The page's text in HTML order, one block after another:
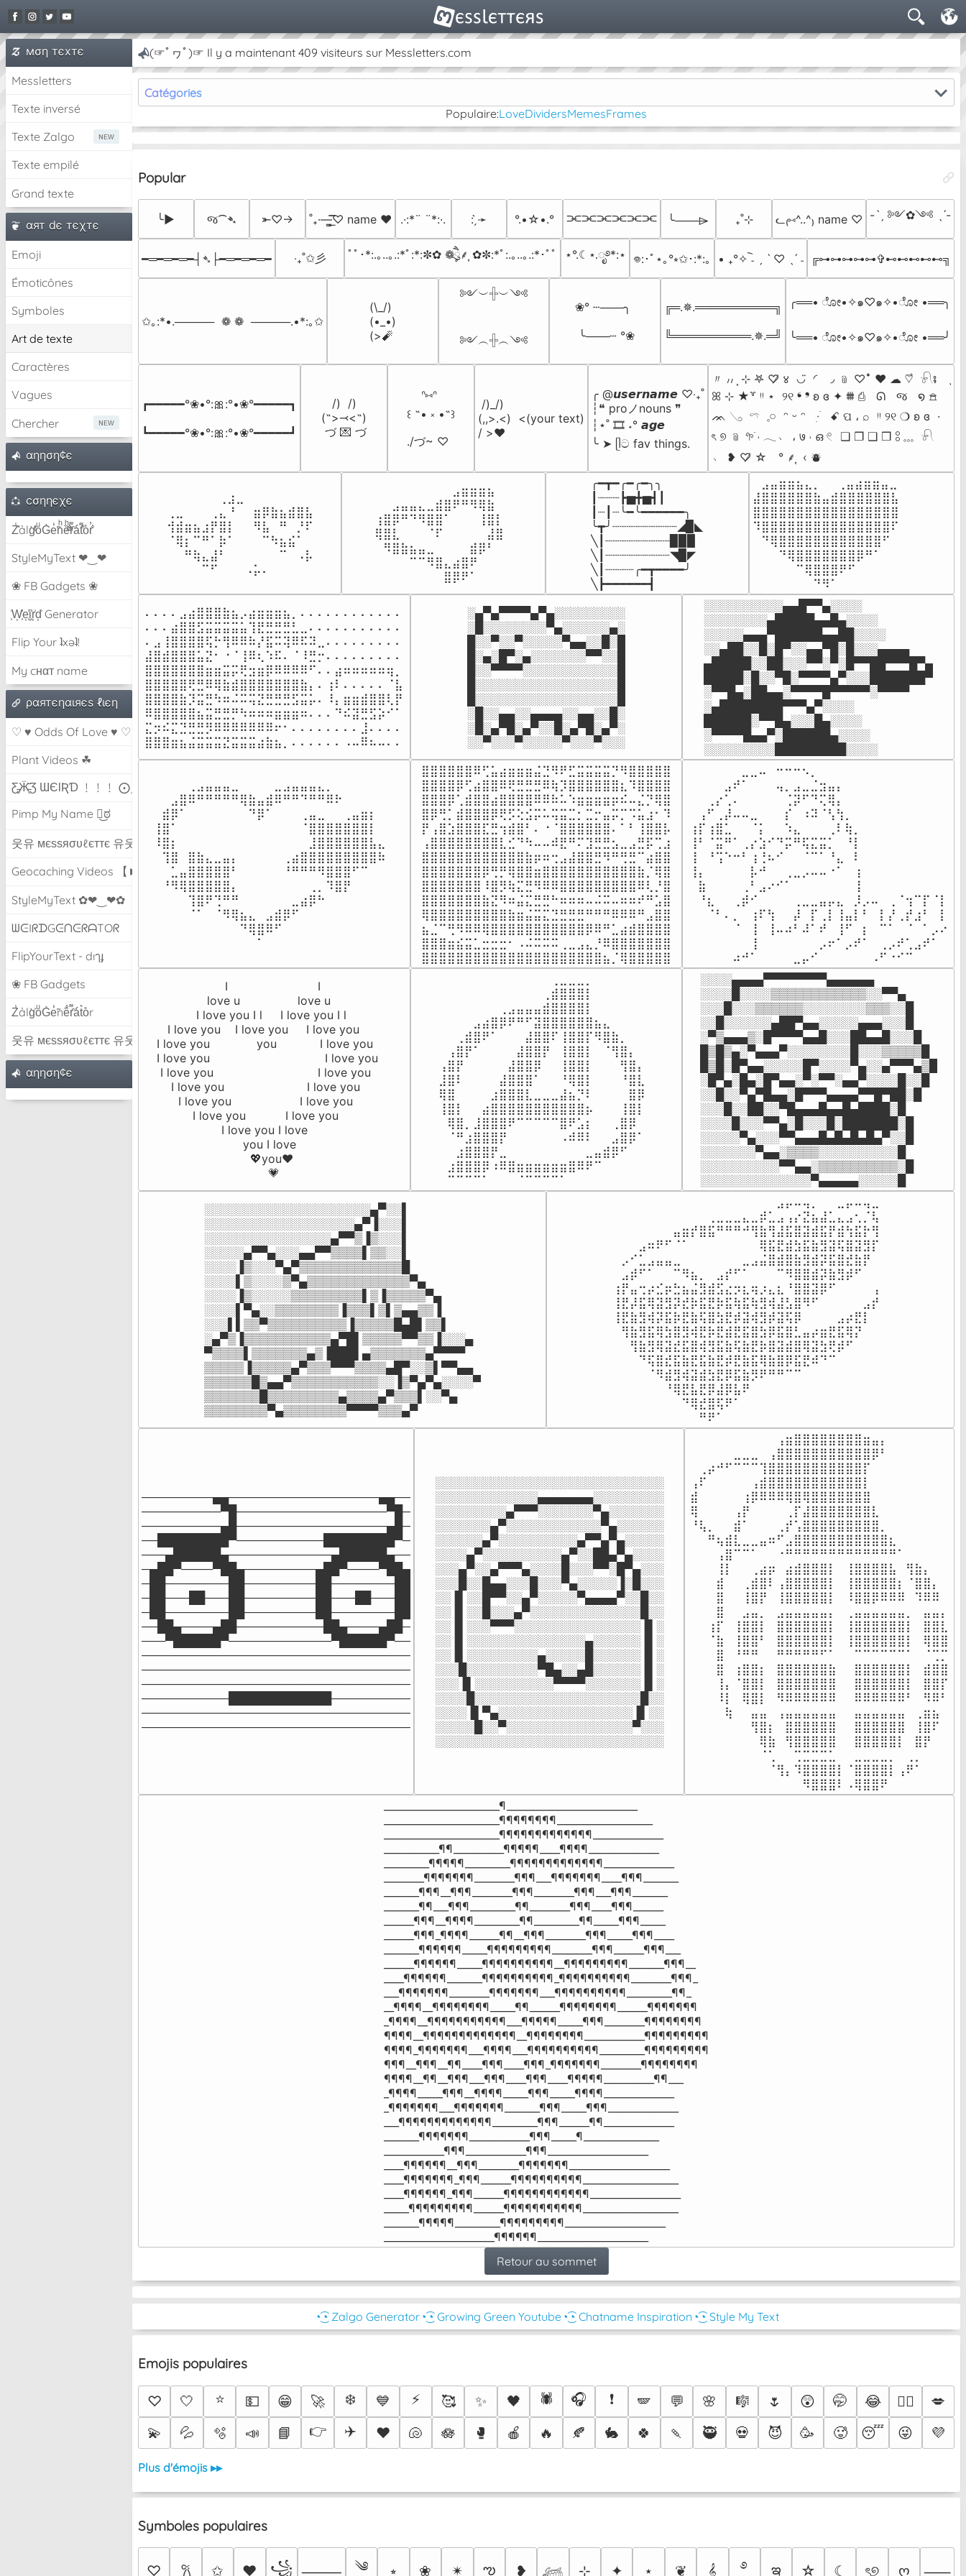
мση тєxтє
Messletters
Texte inversé
Texte Zalgo
Texte empilé
Grand texte
αят dє тєχтє
Emoji
Émoticônes
Symboles
Art de texte
Caractères
Vagues
Chercher
αηηση¢є
cσηηєχє
Z̾̽ảlg̀͐ͭ̽oͧG̀e̒̃nͪȅͪͫ̏̐r͌̑á͑t͌̑͛o̊r̓̐
StyleMyText ❤‿❤
❀ FB Gadgets ❀
͕͗W͕͕͗͗e͕͕͗͗i͕͕͗͗r͕͗d͕͗ Generator
Flip Your ʇxəʇ!
My cнαт name
ραятєηαιяєѕ ℓιєη
♡ ♥ Odds Of Love ♥ ♡
Plant Videos ☘
Ƹ̵̡Ӝ̵̨̄Ʒ ƜЄƖƦƊ ﹗﹗﹗ ⨀_⨀
Pimp My Name ಠ͜ಠ
웃유 мєѕѕяσυℓєттє 유웃
Geocaching Videos 【►】
StyleMyText ✿❤‿❤✿
ᗯᕮIᖇᗪGᕮᑎᕮᖇᗩTOᖇ
FlipYourText - dıๅɟ
❀ FB Gadgets
Z̾ảlg̀͐oͧG̀e̒̃nȅ̐r͌̑á͑t͛o̊r
웃유 мєѕѕяσυℓєттє 유웃
αηηση¢є
(☞ﾟヮﾟ)☞ Il y a maintenant 409 visiteurs sur Messletters.com
Catégories
Populaire:LoveDividersMemesFrames
Popular
╰► જ⁀➴ ⤜♡→ ˚₊·—̳͟͞͞♡ name ♥️ .·:*¨ ¨*:·. : ̗̀➛ °.•☆•.° ⫘⫘⫘⫘⫘⫘ ╰───⌲ ₊˚⊹ ᓚ₍⑅^..^₎ name ♡ -ˋˏ ༻✿༺ ˎˊ-
━═━═━═━┤➴├━═━═━═━ ‧₊˚✩彡 ﾟﾟ･*:.｡..｡.:*ﾟ:*:✼✿ ❁ཻུ۪۪⸙͎ ✿✼:*ﾟ:.｡..｡.:*･ﾟﾟ ⋆°.☾⋆.ೃ࿔*:⋆ 𖦹:･ﾟ⋆｡°⭒✩･:*:｡ • ₊°✧︡ ˗ ˏ ˋ ♡ ˎˊ ˗ ╔⊶⊶⊶⊶⊶✞⊷⊷⊷⊷⊷╗
✩｡:*•.─────  ❁ ❁  ─────.•*:｡✩
(\_/)
(•_•)
(>🧨
༻︶𓏶︶༺
༻︵𓏶︵༺
❀° ┄───╮
╰───┄ °❀
╔═.✵.══════════╗
╚══════════.✵.═╝
╭══• ೋ•✧๑♡๑✧•ೋ •══╮
╰══• ೋ•✧๑♡๑✧•ೋ •══╯
┏━━━━━°❀•°:🎀:°•❀°━━━━━┓
┗━━━━━°❀•°:🎀:°•❀°━━━━━┛
   /)  /)
(˵>⤙<˵)
づ 💌 づ
    ᐢ⑅ᐢ
꒰ ˶• ༝ •˶꒱
./づ~ ♡
/)_/)
(,,>.<)  <(your text)
/ >❤️
╭ @𝙪𝙨𝙚𝙧𝙣𝙖𝙢𝙚 ♡‧₊˚
┆❝ proノnouns ❞
┆⋆˚ 🎞️ ˖° 𝙖𝙜𝙚
╰ ➤ ᥫට fav things.
〃 ៸៸ ⸼ ⊹ 𖤐 ♡̸ ४  ◡̈  ◜ ◞ ﹫ ♡ꜜ ♥︎ ☁︎ ♡⃗  𓍯⨾    ִֶָ
ꕤ ⊹ ★꒷ ᵎᵎ ⋆  ୨୧ ❛ ❜ ʚ ɞ ✦ ⩩ ⎙   ᘏ   જ   ໑ 𖠿
ᨏ 𓂅  𓍼  𓈒𓏸  ᵔ ᵕ ᵔ   ᮫ִ  ׂ  ꗃ ପ ، ⌕  ᵎᵎ ୨୧ ❍ ʚ ɞ  ·
ৎ ୭ ﹫ 𖧧࣪ ˒ 𓂃﹅ ، ७ ˒ ഒ 𓏲  ❏ ❐ ❑ ❒ 𓃊 𓈓  𓍯
﹆ ❥ ♡̸ ☆　° ⸙͎  ‹ ⛇
⠀⠀⠀⠀⠀⠀⢀⣰⣀⠀⠀⠀⠀⠀⠀⠀⠀
⢀⣀⠀⠀⠀⢀⣄⠘⠀⠀⣶⡿⣷⣦⣾⣿⣧
⢺⣾⣶⣦⣰⡟⣿⡇⠀⠀⠻⣧⠀⠛⠀⡘⠏
⠈⢿⡆⠉⠛⠁⡷⠁⠀⠀⠀⠉⠳⣦⣮⠁⠀
⠀⠀⠛⢷⣄⣼⠃⠀⠀⠀⠀⠀⠀⠉⠀⠠⡧
⠀⠀⠀⠀⠉⠋⠀⠀⠀⠠⡥⠄⠀⠀⠀⠀⠀
⠀⠀⠀⠀⠀⠀⠀⠀⠀⣠⣶⣶⣶⣦⠀⠀
⠀⠀⣠⣤⣤⣄⣀⣾⣿⠟⠛⠻⢿⣷⠀
⢰⣿⡿⠛⠙⠻⣿⣿⠁⠀⠀⠀⢸⣿⡇
⢿⣿⣇⠀⠀⠀⠈⠏⠀⠀⠀⠀⠀⣼⣿⠀
⠀⠻⣿⣷⣦⣤⣀⠀⠀⠀⠀⣾⡿⠃⠀
⠀⠀⠀⠀⠉⠉⠻⣿⣄⣴⣿⠟⠀⠀⠀
⠀⠀⠀⠀⠀⠀⠀⠀⣿⡿⠟⠁⠀⠀⠀⠀
╭━┳━╭━╭━╮╮
┃┈┈┈┣▅╋▅┫┃
┃┈┃┈╰━╰━━━━━━╮
╰┳╯┈┈┈┈┈┈┈┈┈◢▉◣
╲┃┈┈┈┈┈┈┈┈┈▉▉▉
╲┃┈┈┈┈┈┈┈┈┈◥▉◤
╲┃┈┈┈┈╭━┳━━━━╯
╲┣━━━━━━┫﻿
⠀⣠⣤⣶⣶⣦⣄⡀  ⠀⢀⣤⣴⣶⣶⣤⣀⠀
⣼⣿⣿⣿⣿⣿⣿⣷⣤⣾⣿⣿⣿⣿⣿⣿⣧
⣿⣿⣿⣿⣿⣿⣿⣿⣿⣿⣿⣿⣿⣿⣿⣿⣿
⠹⣿⣿⣿⣿⣿⣿⣿⣿⣿⣿⣿⣿⣿⣿⣿⠏
⠀⠙⢿⣿⣿⣿⣿⣿⣿⣿⣿⣿⣿⣿⣿⠋⠀
⠀⠀⠀⠙⢿⣿⣿⣿⣿⣿⣿⣿⡿⠛⠁⠀⠀
⠀⠀⠀⠀⠀⠉⢿⣿⣿⣿⠟⠋⠀⠀⠀⠀⠀
⠀⠀⠀⠀⠀⠀⠀⠙⠻⠁⠀⠀⠀⠀⠀⠀⠀⠀⠀⠀⠀⠀⠀
⠄⠄⠄⠄⣠⣴⣿⣿⣿⣷⣦⡠⣴⣶⣶⣶⣦⡀⠄⠄⠄⠄⠄⠄⠄⠄⠄⠄⠄⠄
⠄⠄⠄⣴⣿⣿⣫⣭⣭⣭⣭⣥⢹⣟⣛⣛⣛⣃⣀⠄⠄⠄⠄⠄⠄⠄⠄⠄⠄⠄
⠄⣠⢸⣿⣿⣿⣿⢯⡓⢻⠿⠿⠷⡜⣯⠭⢽⠿⠯⠽⣀⠄⠄⠄⠄⠄⠄⠄⠄⠄
⣼⣿⣾⣿⣿⣿⣥⣝⠂⠐⠈⢸⠿⢆⠱⠯⠄⠈⠸⣛⡒⠄⠄⠄⠄⠄⠄⠄⠄⠄
⣿⣿⣿⣿⣿⣿⣿⣶⣶⣭⡭⢟⣲⣶⡿⠿⠿⠿⠿⠋⠄⠄⣴⠶⠶⠶⠶⠶⢶⡀
⣿⣿⣿⣿⣿⢟⣛⠿⢿⣷⣾⣿⣿⣿⣿⣿⣿⣿⣷⡄⠄⢰⠇⠄⠄⠄⠄⠄⠈⣧
⣿⣿⣿⣿⣷⡹⣭⣛⠳⠶⠬⠭⢭⣝⣛⣛⣛⣫⣭⡥⠄⠸⡄⣶⣶⣾⣿⣿⢇⡟
⠿⣿⣿⣿⣿⣿⣦⣭⣛⣛⡛⠳⠶⠶⠶⣶⣶⣶⠶⠄⠄⠄⠙⠮⣽⣛⣫⡵⠊⠁
⣍⡲⠮⣍⣙⣛⣛⡻⠿⠿⠿⠿⠿⠿⠿⠖⠂⠄⠄⠄⠄⠄⠄⠄⠄⣸⠄⠄⠄⠄
⣿⣿⣿⣶⣦⣬⣭⣭⣭⣝⣭⣭⣭⣴⣷⣦⡀⠄⠄⠄⠄⠄⠄⠠⠤⠿⠦⠤⠄⠄
░▄▀▄▀▀▀▀▄▀▄░░░░░░░░░
░█░░░░░░░░▀▄░░░░░░▄░
█░░▀░░▀░░░░░▀▄▄░░█░█
█░▄░█▀░▄░░░░░░░▀▀░░█
█░░▀▀▀▀░░░░░░░░░░░░█
█░░░░░░░░░░░░░░░░░░█
█░░░░░░░░░░░░░░░░░░█
░█░░▄▄░░▄▄▄▄░░▄▄░░█░
░█░▄▀█░▄▀░░█░▄▀█░▄▀░
░░▀░░░▀░░░░░▀░░░▀░░░
░░░░░░░░░░▄▄█▀▀▄░░░░
░░░░░░░░▄█████▄▄█▄░░░░
░░░░░▄▄▄▀██████▄▄██░░░░
░░▄██░░█░█▀░░▄▄▀█░█░░░▄▄▄▄
▄█████░░██░░░▀▀░▀░█▀▀██▀▀▀█▀▄
█████░█░░▀█░▀▀▀▀▄▀░░░███████▀
░▀▀█▄░██▄▄░▀▀▀▀█▀▀▀▀▀░▀▀▀▀
░▄████████▀▀▀▄▀░░░░
██████░▀▀█▄░░░█▄░░░░
░▀▀▀▀█▄▄▀░██████▄░░░░
░░░░░░░░░█████████░░░░﻿
⠀⠀⠀⠀⢀⣠⣤⣤⣤⣀⠀⠀⠀⠀⣀⣠⣤⣤⣤⣄⡀⠀⠀⠀⠀⠀
⠀⠀⣠⣿⠿⠛⠛⠛⠛⠛⢿⣷⣤⣾⠿⠛⠛⠙⠛⠛⠿⠗⠀⠀⠀⠀
⠀⣾⡿⠁⠀⠀⠀⠀⠀⠀⠀⠙⡿⠁⠀⠀⠀⢀⣤⣀⠀⠀⢀⣤⣶⡆⠀⠀
⢸⣿⠁⠀⠀⠀⠀⠀⠀⠀⠀⠀⠀⠀⠀⠀⠀⠈⣿⣿⣿⣿⣿⣿⣿⡇⠀⠀
⠸⣿⡆⠀⠀⠀⠀⠀⠀⠀⠀⠀⠀⠀⠀⠀⠀⠀⣸⣿⣿⣿⣿⣿⣿⣧⣄⠀
⠀⢹⣿⠀⣿⣷⣄⣀⣤⡄⠀⠀⠀⠀⠀⢀⣴⣿⣿⣿⣿⣿⣿⣿⣿⣿⠷
⠀⠀⣁⣤⣿⣿⣿⣿⣿⠃⠀⠀⠀⠀⠀⠘⠛⠛⠛⠻⣿⣿⣿⠋⠉⠀⠀
⠀⠘⠻⢿⣿⣿⣿⣿⣿⡄⠀⠀⠀⠀⠀⠀⠀⠀⢀⡀⠹⣿⡟⠀⠀⠀⠀
⠀⠀⠀⠀⢹⣿⠟⢙⠛⠛⠀⠀⠀⠀⠀⠀⣀⣴⡿⠓⠀⠀⠀⠀⠀⠀⠀
⠀⠀⠀⠀⠈⠁⠀⠈⠻⢿⣦⣄⠀⣠⣾⡿⠋⠀⠀⠀⠀⠀⠀⠀⠀⠀
⠀⠀⠀⠀⠀⠀⠀⠀⠀⠀⠙⢿⣿⠿⠋⠀⠀⠀⠀⠀⠀⠀⠀⠀⠀⠀
⠀⠀⠀⠀⠀⠀⠀⠀⠀⠀⠀⠀⠁⠀⠀⠀⠀⠀⠀⠀⠀⠀⠀⠀⠀⠀
⣿⣿⣿⣿⣿⣿⠿⢋⣥⣴⣶⣶⣶⣬⣙⠻⠟⣋⣭⣭⣭⣭⡙⠻⣿⣿⣿⣿⣿
⣿⣿⣿⣿⡿⢋⣴⣿⣿⠿⢟⣛⣛⣛⠿⢷⡹⣿⣿⣿⣿⣿⣿⣆⠹⣿⣿⣿⣿
⣿⣿⣿⡿⢁⣾⣿⣿⣴⣿⣿⣿⣿⠿⠿⠷⠥⠱⣶⣶⣶⣶⡶⠮⠤⣌⡙⢿⣿
⣿⡿⢛⡁⣾⣿⣿⣿⡿⢟⡫⢕⣪⡭⠥⢭⣭⣉⡂⣉⡒⣤⡭⡉⠩⣥⣰⠂⠹
⡟⢠⣿⣱⣿⣿⣿⣏⣛⢲⣾⣿⠃⠄⠐⠈⣿⣿⣿⣿⣿⣿⠄⠁⠃⢸⣿⣿⡧
⢠⣿⣿⣿⣿⣿⣿⣿⣿⣇⣊⠙⠳⠤⠤⠾⣟⠛⠍⣹⣛⣛⣢⣀⣠⣛⡯⢉⣰
⣿⣿⣿⣿⣿⣿⣿⣿⣿⣿⣿⣿⣷⡶⠶⢒⣠⣼⣿⣿⣛⠻⠛⢛⣛⠉⣴⣿⣿
⣿⣿⣿⣿⣿⣿⣿⡿⢛⡛⢿⣿⣿⣶⣿⣿⣿⣿⣿⣿⣿⣿⣿⣿⣿⣷⡈⢿⣿
⣿⣿⣿⣿⣿⣿⣿⠸⣿⡻⢷⣍⣛⠻⠿⠿⣿⣿⣿⣿⣿⣿⣿⣿⣿⠿⢇⡘⣿
⣿⣿⣿⣿⣿⣿⣿⣷⣝⠻⠶⣬⣍⣛⣛⠓⠶⠶⠶⠤⠬⠭⠤⠶⠶⠞⠛⣡⣿
⢿⣿⣿⣿⣿⣿⣿⣿⣿⣿⣷⣶⣬⣭⣍⣙⣛⣛⣛⠛⠛⠛⠿⠿⠿⠛⣠⣿⣿
⣦⣈⠉⢛⠻⠿⠿⢿⣿⣿⣿⣿⣿⣿⣿⣿⣿⣿⣿⡿⠿⠛⣁⣴⣾⣿⣿⣿⣿
⣿⣿⣿⣶⣮⣭⣁⣒⣒⣒⠂⠠⠬⠭⠭⠭⢀⣀⣠⣄⡘⠿⣿⣿⣿⣿⣿⣿⣿
⣿⣿⣿⣿⣿⣿⣿⣿⣿⣿⣿⣿⣿⣿⣿⣿⣿⣿⣿⣿⣿⣦⡈⢿⣿⣿⣿⣿⣿
⠀⠀⠀⠀⠀⠀⣀⣀⠤⠀⠒⠒⠒⠢⡀⠀⠀⠀⠀⠀⠀⠀⠀⠀⠀⠀⠀⠀⠀⠀
⠀⠀⠀⠀⣠⠞⠁⠀⠀⠀⢤⡀⣠⣀⣈⣲⣤⡄⠀⠀⠀⠀⠀⠀⠀⠀⠀⠀⠀⠀
⠀⠀⢀⡔⢁⠄⠀⠀⠀⠀⠀⢈⡽⠋⠙⢍⢿⡄⠀⠀⠀⠀⠀⠀⠀⠀⠀⠀⠀⠀
⠀⢠⠋⢀⡼⠤⠤⣀⠀⠀⠀⡎⠀⠰⠽⠈⢣⢳⡀⠀⠀⠀⠀⠀⠀⠀⠀⠀⠀⠀
⢰⡏⢰⣿⣁⠀⠀⠈⡅⠀⠀⠱⣄⠀⠀⠀⢀⠇⢷⡀⠀⠀⠀⠀⠀⠀⠀⠀⠀⠀
⢸⠃⠈⣭⠛⠁⢀⡔⣱⠊⠙⡭⠛⢯⣍⣭⡁⠀⠘⡇⠀⠀⠀⠀⠀⠀⠀⠀⠀⠀
⢸⠀⠘⢩⠑⠒⠃⢰⢘⠦⠊⠀⠀⠈⠉⠁⠘⣄⠀⠇⠀⠀⠀⠀⠀⠀⠀⠀⠀⠀
⢸⡄⠀⠀⠀⠀⠀⡧⠚⠀⠀⢀⣀⡠⠤⠤⠐⠁⠀⢰⠀⠀⠀⠀⠀⠀⠀⠀⠀⠀
⠀⣷⠀⠀⠀⠀⢀⠃⣠⠔⠊⠁⠀⠀⠀⠀⠀⠀⠀⢸⠀⠀⠀⠀⠀⠀⠀⠀⠀⠀
⠀⠘⣆⠀⠀⢀⡾⠊⠀⠀⠀⠀⢀⣀⣀⣤⡤⣄⠀⡸⡠⠤⠀⢀⠈⢲⠉⡏⠈⡇
⠀⠀⠈⠃⠄⡀⠀⢰⠏⢳⠀⠀⡼⠀⡏⢀⡇⢸⣤⡇⠃⠀⡇⡜⢀⡞⣰⠃⠀⡇
⠀⠀⠀⠀⠀⠈⠀⢸⠀⢸⠤⠴⠃⠼⠁⠞⠀⢸⠋⠀⡆⠀⠉⠁⠀⠈⠀⠁⡠⠔
⠀⠀⠀⠀⠀⠀⠀⢸⠀⠀⠀⠀⠀⠀⠀⡠⠖⠁⡠⠞⠁⠀⢀⡠⠞⢁⣠⠞⠁⠀
⠀⠀⠀⠀⠀⠴⠚⠁⠀⠀⠀⠀⣀⡤⠊⠀⠀⠀⠀⠀⠀⠠⠋⠐⠊⠉⠀⠀⠀⠀
                     I                         I
                love u                love u
             I love you I l     I love you I l
     I love you    I love you     I love you
  I love you             you            I love you
  I love you                                I love you
   I love you                             I love you
      I love you                       I love you
        I love you                   I love you
            I love you           I love you
                    I love you I love
                          you I love
                            💖you❤︎
                                 💗
⠀⠀⠀⠀⠀⠀⠀⠀⠀⠀⠀⠀⢀⣾⣿⣿⣿⡇⠀⠀⠀⠀⠀⠀
⠀⠀⠀⠀⠀⠀⠀⢀⣠⣤⣤⣤⣾⣿⣿⣿⣿⡇⠀⠀⠀⠀⠀⠀
⠀⠀⠀⠀⣠⣴⣿⡿⠟⠛⠋⣽⣿⣿⣿⣿⣿⣿⣦⣄⠀⠀⠀⠀
⠀⠀⢀⣾⣿⠟⠁⠀⠀⠀⣼⣿⣿⠏⢸⣿⣿⡏⠻⣿⣷⡀⠀⠀
⠀⢠⣿⡟⠁⠀⠀⠀⠀⣼⣿⣿⡟⠀⢸⣿⣿⡇⠀⠈⢻⣿⡄⠀
⢠⣿⡟⠀⠀⠀⠀⠀⣼⣿⣿⡿⠀⠀⢸⣿⣿⡇⠀⠀⠀⢻⣿⡄
⣸⣿⠇⠀⠀⠀⠀⣼⣿⣿⣿⠁⠀⠀⠘⢿⣿⡇⠀⠀⠀⠘⣿⣇
⢿⣿⠀⠀⠀⠀⣰⣿⣿⣿⣇⣀⣀⣀⣼⣦⡙⠇⠀⠀⠀⠀⣿⡿
⢸⣿⡇⠀⠀⣴⣿⣿⣿⣿⣿⣿⣿⣿⣿⣿⣿⡦⠀⠀⠀⢸⣿⡇
⠀⢿⣿⡀⣸⣿⣿⣿⠟⠉⠉⠉⠉⠉⣿⠟⣡⡆⠀⠀⢀⣿⡿⠀
⠀⠈⠛⣰⣿⣿⣿⡟⠀⠀⠀⠀⠀⠀⠠⠾⠿⠇⠀⠀⣠⣿⡿⠁⠀
⠀⠀⣰⣿⣿⣿⡟⣀⠀⠀⠀⠀⠀⠀⠀⠀⠀⣀⣤⣾⡿⠋⠀⠀⠀
⠀⣰⣿⣿⣿⡿⠰⠿⣿⣶⣶⣶⣶⣶⣶⣿⠿⠟⠉⠀⠀⠀⠀⠀
⠀⠉⠉⠉⠉⠁⠀⠀⠀⠈⠉⠉⠉⠉⠁⠀⠀⠀⠀⠀⠀⠀⠀⠀
░░░░▄▄▄▄▀▀▀▀▀▀▀▀▄▄▄▄▄▄
░░░░█░░░░▒▒▒▒▒▒▒▒▒▒▒▒░░▀▀▄
░░░█░░░▒▒▒▒▒▒░░░░░░░░▒▒▒░░█
░░█░░░░░░▄██▀▄▄░░░░░▄▄▄░░░█
░▀▒▄▄▄▒░█▀▀▀▀▄▄█░░░██▄▄█░░░█
█▒█▒▄░▀▄▄▄▀░░░░░░░░█░░░▒▒▒▒▒█
█▒█░█▀▄▄░░░░░█▀░░░░▀▄░░▄▀▀▀▄▒█
░█▀▄░█▄░█▀▄▄░▀░▀▀░▄▄▀░░░░█░░█
░░█░░▀▄▀█▄▄░█▀▀▀▄▄▄▄▀▀█▀██░█
░░░█░░██░░▀█▄▄▄█▄▄█▄████░█
░░░░█░░░▀▀▄░█░░░█░███████░█
░░░░░▀▄░░░▀▀▄▄▄█▄█▄█▄█▄▀░░█
░░░░░░░▀▄▄░▒▒▒▒░░░░░░░░░░█
░░░░░░░░░░▀▀▄▄░▒▒▒▒▒▒▒▒▒▒░█
░░░░░░░░░░░░░░▀▄▄▄▄▄░░░░░█
░░░░░░░░░░░░░░░░░░░░░▄▀░░▌
░░░░░░░░░░░░░░░░░░░▄▀▐░░░▌
░░░░░░░░░░░░░░░░▄▀▀▒▐▒░░░▌
░░░░░▄▀▀▄░░░▄▄▀▀▒▒▒▒▌▒▒░░▌
░░░░▐▒░░░▀▄▀▒▒▒▒▒▒▒▒▒▒▒▒▒█
░░░░▌▒░░░░▒▀▄▒▒▒▒▒▒▒▒▒▒▒▒▒▀▄
░░░░▐▒░░░░░▒▒▒▒▒▒▒▒▒▌▒▐▒▒▒▒▒▀▄
░░░░▌▀▄░░▒▒▒▒▒▒▒▒▐▒▒▒▌▒▌▒▄▄▒▒▐
░░░▌▌▒▒▀▒▒▒▒▒▒▒▒▒▒▐▒▒▒▒▒█▄█▌▒▒▌
░▄▀▒▐▒▒▒▒▒▒▒▒▒▒▒▄▀█▌▒▒▒▒▒▀▀▒▒▐░░░▄
▀▒▒▒▒▌▒▒▒▒▒▒▒▄▒▐███▌▄▒▒▒▒▒▒▒▄▀▀▀▀
▒▒▒▒▒▐▒▒▒▒▒▄▀▒▒▒▀▀▀▒▒▒▒▄█▀░░▒▌▀▀▄▄
▒▒▒▒▒▒█▒▄▄▀▒▒▒▒▒▒▒▒▒▒▒░░▐▒▀▄▀▄░░░░▀
▒▒▒▒▒▒▒█▒▒▒▒▒▒▒▒▒▄▒▒▒▒▄▀▒▒▒▌░░▀▄
▒▒▒▒▒▒▒▒▀▄▒▒▒▒▒▒▒▒▀▀▀▀▒▒▒▄▀
⠀⠀⠀⠀⠀⠀⠀⠀⠀⠀⠀⠀⠀⠀⠀⠀⠀⠀⠀⣠⡤⠤⢤⡀⠀⠀⣀⡤⠤⢤⣀⠀
⠀⠀⠀⠀⠀⠀⠀⠀⠀⠀⠀⢀⣀⣀⣀⣄⣀⡾⣁⣠⢠⡔⣝⣦⣼⣁⣄⣠⢂⡈⢧
⠀⠀⠀⠀⠀⠀⠀⣤⣶⡞⣿⣯⠛⠛⠛⠚⢻⣷⢻⣼⣯⣿⣽⣾⣯⡟⣾⢳⣯⡗⢻
⠀⠀⠀⣠⠶⠟⠋⠈⠁⠀⠀⠀⠀⠀⠀⠀⠀⢿⣯⣟⣾⣳⣯⣷⣻⣽⢯⣿⣽⣻⡏
⠀⡠⠊⣁⣠⣤⣤⣀⠀⠀⠀⠀⠀⠀⠀⣀⣠⣬⣿⣾⣿⣷⣻⣾⡽⣯⣿⣞⣷⡟⠀
⠀⣠⡾⠋⠁⠀⠀⠉⠻⣦⡀⠀⣠⡞⠋⠁⠀⠀⠀⠉⠻⣿⣿⣾⡽⣷⣻⡾⠋⠀⠀
⢰⡟⣤⢒⡴⣊⡶⣓⣦⣬⣻⣾⣫⣔⡲⣆⢶⡰⣄⣆⠘⣿⣿⣽⡿⠋⠀⠀⠀⠀⢠
⢸⣟⡼⣯⢿⣽⣻⡽⣞⡷⣯⣟⡷⣯⢷⣯⢷⣻⢾⣼⣣⣿⠻⠋⠀⠀⠀⠀⠀⣠⡞
⢸⣟⣷⣻⢾⡽⣯⡷⣟⣷⢯⣿⣳⣟⡾⣽⢾⣻⡾⣽⢯⡿⠀⠀⠀⠀⣠⡴⣟⡇
⠀⢻⣷⣻⣯⢿⣳⣿⣻⢾⣟⡷⣟⣾⣟⣯⣿⣳⡿⣯⣿⣃⣤⡴⣶⣟⣯⢿⡝⠀
⠀⠀⢻⣷⣻⢿⣽⣞⣯⣿⢾⣻⣯⣷⢯⣷⣟⡷⣿⣽⣾⣿⢿⣽⣳⢟⡾⠋⠀⠀
⠀⠀⠀⠙⢯⣿⣞⣯⣷⣟⣯⣷⣟⡾⣟⣷⣯⢿⣷⣿⡿⣯⣟⠾⠙⠉⠀⠀⠀⠀
⠀⠀⠀⠀⠈⠻⣾⣻⢾⣽⣾⣳⣟⡿⣯⣷⡻⠟⠛⠛⠉⠉⠀⠀⠀⠀⠀⠀⠀⠀
⠀⠀⠀⠀⠀⠀⠘⢿⣟⣧⣟⡿⣼⡿⣧⠟⠀⠀⠀⠀⠀⠀⠀⠀⠀⠀⠀⠀⠀⠀
⠀⠀⠀⠀⠀⠀⠀⠀⠙⢿⣞⣿⢯⠟⠁⠀⠀⠀⠀⠀⠀⠀⠀⠀⠀⠀⠀⠀⠀⠀
⠀⠀⠀⠀⠀⠀⠀⠀⠀⠀⠛⠟⠁⠀⠀⠀⠀
─────────▄▄───────────────────▄▄──
──────────▀█───────────────────▀█─
──────────▄█───────────────────▄█─
──█████████▀───────────█████████▀─
───▄██████▄─────────────▄██████▄──
─▄██▀────▀██▄─────────▄██▀────▀██▄
─██────────██─────────██────────██
─██───██───██─────────██───██───██
─██────────██─────────██────────██
──██▄────▄██───────────██▄────▄██─
───▀██████▀─────────────▀██████▀──
──────────────────────────────────
──────────────────────────────────
──────────────────────────────────
───────────█████████████──────────
──────────────────────────────────
──────────────────────────────────
░░░░░░░░░░░░░░░░░░░░░░░░░░░░░
░░░░░░░░░░░░░▄▄▄▄▄▄▄░░░░░░░░░
░░░░░░░░░▄▀▀▀░░░░░░░▀▄░░░░░░░
░░░░░░░▄▀░░░░░░░░░░░░▀▄░░░░░░
░░░░░░▄▀░░░░░░░░░░▄▀▀▄▀▄░░░░░
░░░░▄▀░░░░░░░░░░▄▀░░██▄▀▄░░░░
░░░▄▀░░▄▀▀▀▄░░░░█░░░▀▀░█▀▄░░░
░░░█░░█▄▄░░░█░░░▀▄░░░░░▐░█░░░
░░▐▌░░█▀▀░░▄▀░░░░░▀▄▄▄▄▀░░█░░
░░▐▌░░█░░░▄▀░░░░░░░░░░░░░░█░░
░░▐▌░░░▀▀▀░░░░░░░░░░░░░░░░▐▌░
░░▐▌░░░░░░░░░░░░░░░▄░░░░░░▐▌░
░░▐▌░░░░░░░░░▄░░░░░█░░░░░░▐▌░
░░░█░░░░░░░░░▀█▄░░▄█░░░░░░▐▌░
░░░▐▌░░░░░░░░░░▀▀▀▀░░░░░░░▐▌░
░░░░█░░░░░░░░░░░░░░░░░░░░░█░░
░░░░▐▌▀▄░░░░░░░░░░░░░░░░░▐▌░░
░░░░░█░░▀░░░░░░░░░░░░░░░░▀░░░
░░░░░░░░░░░░░░░░░░░░░░░░░░░░░
⠀⠀⠀⠀⠀⠀⠀⠀⠀⠀⢠⣶⣿⣿⣿⣿⣿⣿⣿⣿⣶⣤⡄⠀⠀⠀⠀⠀⠀⠀
⠀⠀⠀⠀⠀⣀⣀⣀⠀⢠⣿⣿⣿⣿⣿⣿⣿⣿⣿⣿⣿⡿⠃⠀⠀⠀⠀⠀⠀⠀
⠀⢀⡴⠚⠋⠉⠉⠉⢹⣿⣿⣿⣿⣿⣿⣿⣿⣿⣿⣿⡏⠀⠀⠀⠀⠀⠀⠀⠀⠀
⢠⠏⠀⠀⠀⠀⠀⢠⣾⣿⣿⣿⣿⣿⣿⣿⣿⣿⣿⣿⡇⠀⠀⠀⠀⠀⠀⠀⠀⠀
⣾⠀⠀⠀⠀⠀⢰⡿⠿⠿⠿⢿⣿⢿⣿⣿⣿⣿⣿⣿⣿⠀⠀⠀⠀⠀⠀⠀⠀⠀
⢿⠀⠀⠀⠀⢠⡟⠀⠀⠀⠀⢀⡏⣼⣿⣿⣿⣿⣿⣿⣿⣇⠀⠀⠀⠀⠀⠀⠀⠀
⠘⢧⡀⠀⠀⣾⠁⠀⠀⠀⢀⡞⢡⣿⣿⣿⣿⣿⣿⣿⣿⣿⡀⠀⠀⠀⠀⠀⠀⠀
⠀⠀⠛⢦⣾⣇⣀⣀⣤⠶⠋⣠⣿⣿⣿⣿⣿⣿⣿⣿⣿⣿⣿⣆⠀⠀⠀⠀⠀⠀
⠀⠀⠀⢠⣿⠉⠉⠁⠀⠀⠐⠛⠛⠛⠛⠛⠛⠛⠛⠛⠛⠛⠛⠛⠁⠀⠀⠀⠀⠀
⠀⠀⠀⢸⡇⠀⠀⢀⣴⡶⠀⣴⣾⣿⣿⣿⡇⠀⢸⣿⣿⣿⣿⣧⠀⢻⣷⡄⠀⠀
⠀⠀⠀⣾⠀⠀⢀⣾⣿⠇⢠⣿⣿⣿⣿⣿⡇⠀⢸⣿⣿⣿⣿⣿⡆⠈⣿⣿⡄⠀
⠀⠀⠀⣿⠀⠀⢸⣿⡟⠀⢸⣿⣿⣿⣿⣿⡇⠀⠸⣿⣿⡿⠿⠿⠿⠀⠹⠿⠿⠀
⠀⠀⠀⣿⠀⠀⣠⣤⡀⠀⣠⣤⣤⣤⣤⣤⡄⠀⢀⣤⣤⣤⣤⣤⣤⡀⠀⣤⣤⡄
⠀⠀⢰⡏⠀⢸⣿⣿⡇⠀⣿⣿⣿⣿⣿⣿⡇⠀⢸⣿⣿⣿⣿⣿⣿⡇⠀⣿⣿⣇
⠀⠀⠈⣷⠀⢸⣿⣿⠃⠀⣿⣿⣿⣿⣿⣿⡇⠀⢸⣿⣿⣿⣿⣿⣿⡇⠀⢿⣿⣿
⠀⠀⠀⣿⠀⠘⠛⠛⠀⠀⠛⠛⠛⠛⠛⠋⠁⠀⠀⠉⠉⠉⠉⠉⠉⠁⠀⠈⢉⡉
⠀⠀⠀⣿⠀⢰⣿⣿⡆⠀⣿⣿⣿⣿⣿⣿⣷⠀⠀⣿⣿⣿⣿⣿⣿⡇⠀⣾⣿⣿
⠀⠀⠀⢸⡄⠈⣿⣿⡇⠀⣿⣿⣿⣿⣿⣿⣿⠀⠀⣿⣿⣿⣿⣿⣿⡇⠀⣿⣿⡏
⠀⠀⠀⠸⡇⠀⢿⣿⡇⠀⠻⠿⠿⠿⠿⠿⠿⠀⠀⠿⠿⠿⠿⠿⠿⠃⠀⠻⠿⠃
⠀⠀⠀⠀⢷⠀⠀⣤⣤⠀⢠⣤⣤⣤⣤⣤⣤⠀⠀⣤⣤⣤⣤⣤⣤⠀⢀⣶⣦⠀
⠀⠀⠀⠀⠀⠀⠀⢻⣿⡆⠀⣿⣿⣿⣿⣿⣿⠀⠀⣿⣿⣿⣿⣿⣿⠀⢸⣿⠏⠀
⠀⠀⠀⠀⠀⠀⠀⠀⢿⣷⠀⢻⣿⣿⣿⣿⣿⠀⠀⣿⣿⣿⣿⣿⡇⠀⣿⡟⠀⠀
⠀⠀⠀⠀⠀⠀⠀⠀⠈⢁⠀⠀⢉⣉⣉⣉⣁⠀⠀⣀⣀⣀⣀⡀⠀⢀⡀⠀⠀⠀
⠀⠀⠀⠀⠀⠀⠀⠀⠀⠈⢻⡄⠹⣿⣿⣿⣿⡇⠈⣿⣿⣿⣿⡇⢠⠟⠁⠀⠀⠀
⠀⠀⠀⠀⠀⠀⠀⠀⠀⠀⠀⠀⠀⠻⣿⣿⣿⠇⠠⢿⣿⣿⠟⠀⠀⠀⠀⠀⠀⠀
_______________________¶__________________________
_______________________¶¶¶¶¶¶¶¶___________________
_______________________¶¶¶¶¶¶¶¶¶¶¶¶¶______________
___________¶¶__________¶¶¶¶¶____¶¶¶¶______________
_________¶¶¶¶¶_________¶¶¶¶¶¶¶¶¶¶¶¶¶______________
________¶¶¶¶¶¶¶________¶¶¶___¶¶¶¶¶¶¶____¶¶¶_______
_______¶¶¶__¶¶¶________¶¶¶________¶¶¶___¶¶¶_______
_______¶¶___¶¶¶_________¶¶________¶¶¶____¶¶¶______
______¶¶¶__¶¶¶¶_________¶¶_________¶¶_____¶¶¶_____
______¶¶¶_¶¶¶¶______¶¶__¶¶¶________¶¶¶_____¶¶¶____
_______¶¶¶¶¶¶_____¶¶¶¶¶¶¶¶¶________¶¶¶______¶¶¶___
______¶¶¶¶¶¶_____¶¶¶¶¶¶¶¶¶¶__¶¶¶¶¶¶¶¶¶_______¶¶¶__
____¶¶¶¶¶¶_______¶¶¶¶¶¶¶¶¶¶_¶¶¶¶¶¶¶¶¶¶________¶¶¶_
___¶¶¶¶¶¶¶________¶¶¶¶¶¶¶___¶¶¶¶¶¶¶¶¶¶_________¶¶_
__¶¶¶¶__¶¶¶¶¶¶¶¶_____¶¶______¶¶¶¶¶¶¶¶______¶¶¶¶¶¶¶
_¶¶¶¶__¶¶¶¶¶¶¶¶¶¶¶___¶¶¶¶¶_____¶¶¶________¶¶¶¶¶¶¶¶
¶¶¶¶__¶¶¶¶¶¶¶¶¶¶¶¶¶__¶¶¶¶¶¶¶¶____________¶¶¶¶¶¶¶¶¶
¶¶¶¶_¶¶¶¶¶¶¶___¶¶¶¶___¶¶¶¶¶¶¶¶¶¶_________¶¶¶¶¶¶¶¶¶
¶¶¶__¶¶¶__¶¶____¶¶¶____¶¶¶_¶¶¶¶¶¶¶________¶¶¶¶¶¶¶¶
¶¶¶¶__¶¶__¶¶¶___¶¶¶____¶¶¶____¶¶¶¶¶__________¶¶___
_¶¶¶¶_____¶¶¶__¶¶¶¶_____¶¶¶_____¶¶¶¶______________
_¶¶¶¶¶¶¶___¶¶¶¶¶¶¶_______¶¶¶_____¶¶¶______________
___¶¶¶¶¶¶¶¶¶¶¶¶¶_________¶¶¶______¶¶______________
_______¶¶¶¶¶¶¶____________¶¶¶_____¶_______________
____________¶¶¶____________¶¶¶____________________
____¶¶¶¶¶¶__¶¶¶________¶¶¶¶¶¶¶____________________
____¶¶¶¶¶¶¶_¶¶¶______¶¶¶¶¶¶¶¶¶¶___________________
____¶¶¶¶¶¶_¶¶¶______¶¶¶¶¶¶¶¶¶¶¶¶__________________
_____¶¶¶¶¶¶¶¶¶______¶¶¶¶¶¶¶¶¶¶¶___________________
_______¶¶¶¶¶_________¶¶¶¶¶¶¶¶¶____________________
______________________¶¶¶¶¶¶______________________
Retour au sommet
◔͜͡◔ Zalgo Generator◔͜͡◔ Growing Green Youtube◔͜͡◔ Chatname Inspiration ◔͜͡◔ Style My Text
Emojis populaires
♡ 🤍 ⭐ 💵 😁 🚀 ❄️ 💙 ⚡ 🥰 ✨ 🖤 🕷️ 🎧 ❗ 🪽 💬 🌸 🎼 🌷 😲 🤭 😂 ❤️‍🔥
💋
💫
💦 🫧 📣 📘 👉 ✈️ ♥️ 🐚 🪷 🥊 🍎 🔥 🍂 🐇 🍀 🍡 🥷 💀 😈 🥳 🥵 😴 😜 💜
Plus d'émojis ▸▸
Symboles populaires
♡ 𐙚 ✩ ♥ ꧁ ⸻ ༄ ⭒ ❀ ✴︎ ఌ ❥ ⊹ ✦ ⋆ ❦ 𝄞 ࿔ ఇ ☆ ☾ ৎ୭ ღ ⸺